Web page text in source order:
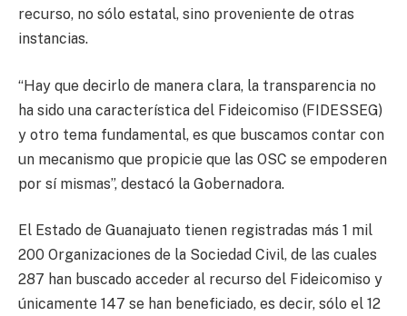
recurso, no sólo estatal, sino proveniente de otras
instancias.
“Hay que decirlo de manera clara, la transparencia no
ha sido una característica del Fideicomiso (FIDESSEG)
y otro tema fundamental, es que buscamos contar con
un mecanismo que propicie que las OSC se empoderen
por sí mismas”, destacó la Gobernadora.
El Estado de Guanajuato tienen registradas más 1 mil
200 Organizaciones de la Sociedad Civil, de las cuales
287 han buscado acceder al recurso del Fideicomiso y
únicamente 147 se han beneficiado, es decir, sólo el 12